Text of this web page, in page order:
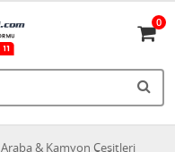
0
Araba & Kamyon Çeşitleri